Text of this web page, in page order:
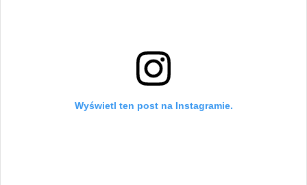
Wyświetl ten post na Instagramie.